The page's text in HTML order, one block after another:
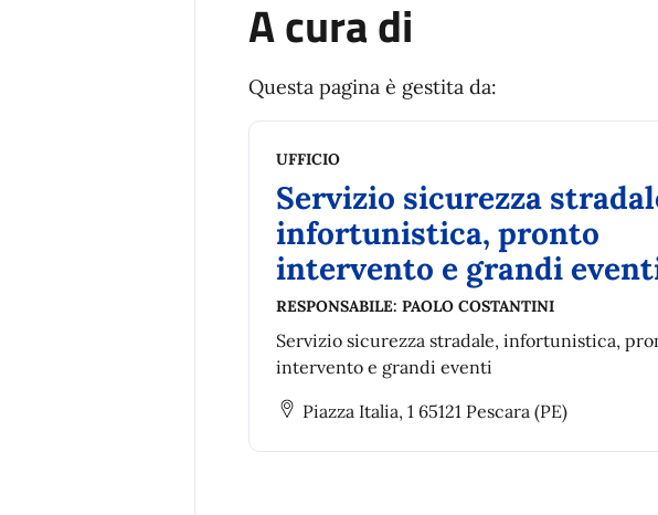
A cura di
Questa pagina è gestita da:
UFFICIO
Servizio sicurezza
infortunistica, pronto
intervento e grandi
RESPONSABILE: PAOLO COSTANTINI
Servizio sicurezza stradale, infortunistica,
intervento e grandi eventi
Piazza Italia, 1 65121 Pescara (PE)